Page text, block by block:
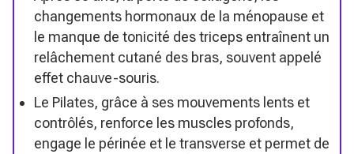
changements hormonaux de la ménopause et
le manque de tonicité des triceps entraînent un
relâchement cutané des bras, souvent appelé
effet chauve-souris.
Le Pilates, grâce à ses mouvements lents et
contrôlés, renforce les muscles profonds,
engage le périnée et le transverse et permet de